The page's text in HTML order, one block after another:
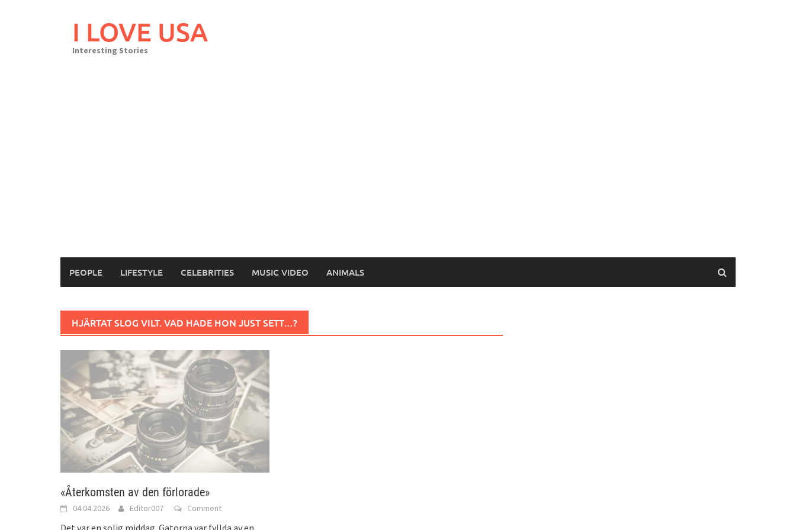
I LOVE USA
Interesting Stories
PEOPLE LIFESTYLE CELEBRITIES MUSIC VIDEO ANIMALS
HJÄRTAT SLOG VILT. VAD HADE HON JUST SETT…?
«Återkomsten av den förlorade»
04.04.2026 Editor007 Comment
Det var en solig middag. Gatorna var fyllda av en